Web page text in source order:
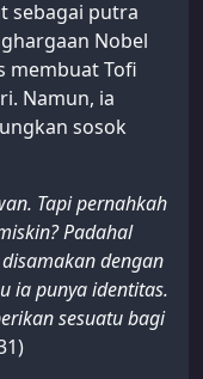
sebagai putra
Nobel
membuat Tofi
Namun, ia
sosok
Tapi pernahkah
Padahal
dengan
ia punya identitas.
sesuatu bagi